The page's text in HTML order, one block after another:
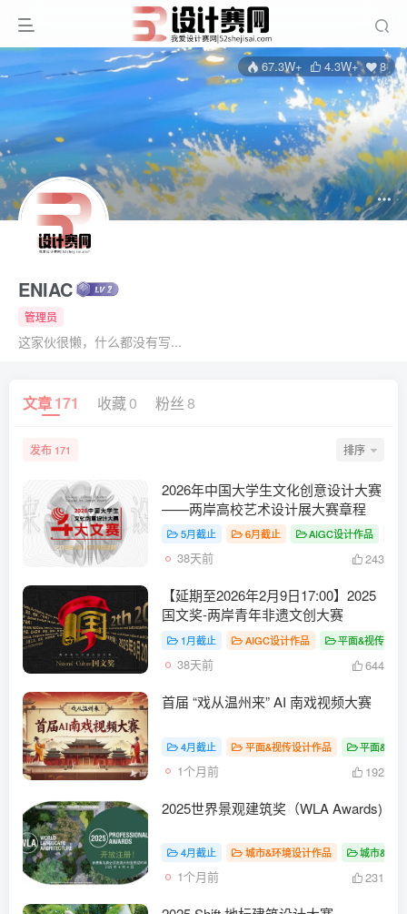
67.3W+ 4.3W+ 8
ENIAC
管理员
这家伙很懒，什么都没有写...
文章171 收藏0 粉丝8
发布 171 排序
2026年中国大学生文化创意设计大赛
——两岸高校艺术设计展大赛章程
5月截止 6月截止 AIGC设计作品
38天前 243
【延期至2026年2月9日17:00】2025
国文奖-两岸青年非遗文创大赛
1月截止 AIGC设计作品 平面&视传设
38天前 644
首届 “戏从温州来” AI 南戏视频大赛
4月截止 平面&视传设计作品 平面&视
1个月前 192
2025世界景观建筑奖（WLA Awards)
4月截止 城市&环境设计作品 城市&环
1个月前 231